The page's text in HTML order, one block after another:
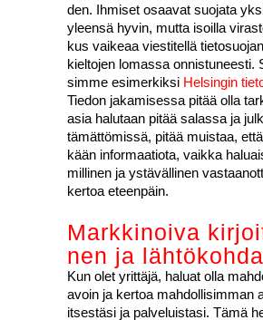
den. Ihmi­set osaa­vat suo­ja­ta
yleen­sä hyvin, mut­ta isoil­la
kus vai­ke­aa vies­ti­tel­lä
kiel­to­jen lomas­sa onnis­tu­nees­ti.
sim­me esi­mer­kik­si Hel­sin­gin
Tie­don jaka­mi­ses­sa pitää olla
asia halu­taan pitää salas­sa ja
tä­mät­tö­mis­sä, pitää muis­taa,
kään infor­maa­tio­ta, vaik­ka
mil­li­nen ja ystä­väl­li­nen
ker­toa eteen­päin.
Mark­ki­noi­va
nen ja
Kun olet yrit­tä­jä, haluat olla
avoin ja ker­toa mah­dol­li­sim­man
itses­tä­si ja pal­ve­luis­ta­si. Tämä